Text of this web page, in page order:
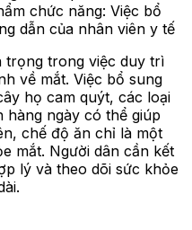
chức năng: Việc bổ
dẫn của nhân viên y tế
trọng trong việc duy trì
về mắt. Việc bổ sung
họ cam quýt, các loại
ngày có thể giúp
chế độ ăn chỉ là một
mắt. Người dân cần kết
lý và theo dõi sức khỏe